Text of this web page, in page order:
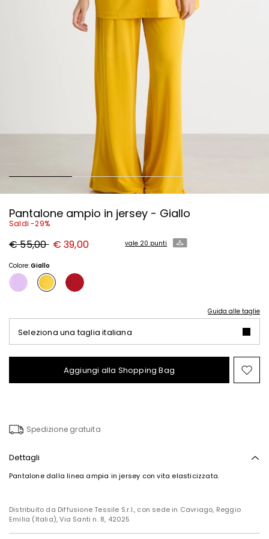
Pantalone ampio in jersey - Giallo
Saldi -29%
Prezzo
originale
55,00
€ 55,00 Nuovo
prezzo
€ 39,00 vale 20 punti
Colore:Giallo
Guida alle taglie
Seleziona una taglia italiana
Aggiungi alla Shopping Bag
Spedizione gratuita
Dettagli
Pantalone dalla linea ampia in jersey con vita elasticizzata.
Distribuito da Diffusione Tessile S.r.l., con sede in Cavriago, Reggio
Emilia (Italia), Via Santi n. 8, 42025